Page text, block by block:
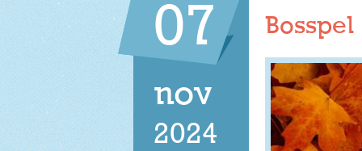
07
nov
2024
Bosspel